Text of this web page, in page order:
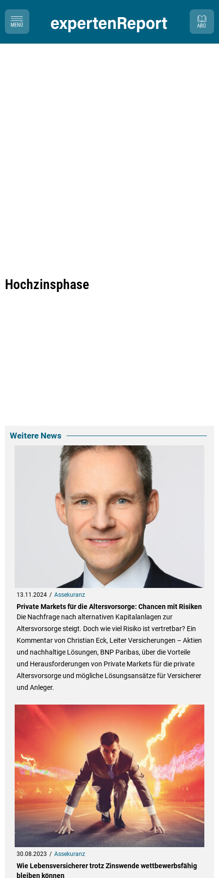
Hochzinsphase
Weitere News
13.11.2024 Assekuranz
Private Markets für die Altersvorsorge: Chancen mit Risiken
Die Nachfrage nach alternativen Kapitalanlagen zur
Altersvorsorge steigt. Doch wie viel Risiko ist vertretbar? Ein
Kommentar von Christian Eck, Leiter Versicherungen – Aktien
und nachhaltige Lösungen, BNP Paribas, über die Vorteile
und Herausforderungen von Private Markets für die private
Altersvorsorge und mögliche Lösungsansätze für Versicherer
und Anleger.
30.08.2023 Assekuranz
Wie Lebensversicherer trotz Zinswende wettbewerbsfähig
bleiben können